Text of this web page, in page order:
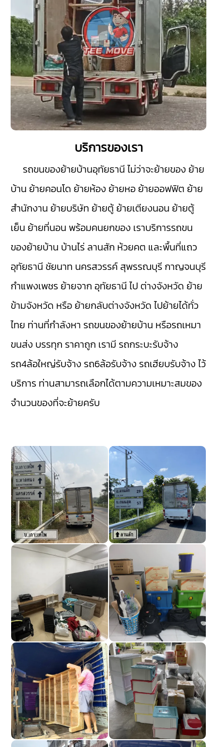
บริการของเรา
รถขนของย้ายบ้านอุทัยธานีไม่ว่าจะย้ายของ ย้าย
บ้าน ย้ายคอนโด ย้ายห้อง ย้ายหอ ย้ายออฟฟิต ย้าย
สำนักงาน ย้ายบริษัท ย้ายตู้ ย้ายเตียงนอน ย้ายตู้
เย็น ย้ายที่นอน พร้อมคนยกของ เราบริการรถขน
ของย้ายบ้าน บ้านไร่ ลานสัก ห้วยคต และพื้นที่แถว
อุทัยธานี ชัยนาท นครสวรรค์ สุพรรณบุรี กาญจนบุรี
กำแพงเพชร ย้ายจาก อุทัยธานี ไป ต่างจังหวัด ย้าย
ข้ามจังหวัด หรือ ย้ายกลับต่างจังหวัด ไปย้ายได้ทั่ว
ไทย ท่านที่กำลังหา รถขนของย้ายบ้าน หรือรถเหมา
ขนส่ง บรรทุก ราคาถูก เรามี รถกระบะรับจ้าง
รถ4ล้อใหญ่รับจ้าง รถ6ล้อรับจ้าง รถเฮียบรับจ้างไว้
บริการ ท่านสามารถเลือกได้ตามความเหมาะสมของ
จำนวนของที่จะย้ายครับ